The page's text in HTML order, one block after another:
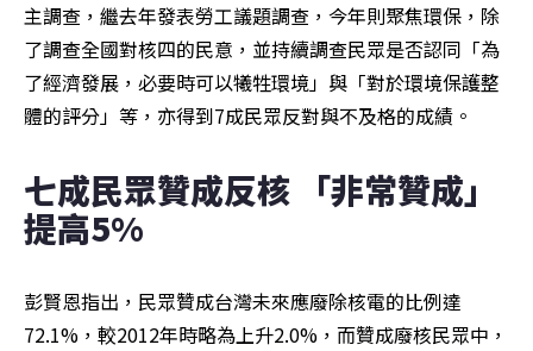
主調查，繼去年發表勞工議題調查，今年則聚焦環保，除
了調查全國對核四的民意，並持續調查民眾是否認同「為
了經濟發展，必要時可以犧牲環境」與「對於環境保護整
體的評分」等，亦得到7成民眾反對與不及格的成績。
七成民眾贊成反核 「非常贊成」
提高5%
彭賢恩指出，民眾贊成台灣未來應廢除核電的比例達
72.1%，較2012年時略為上升2.0%，而贊成廢核民眾中，